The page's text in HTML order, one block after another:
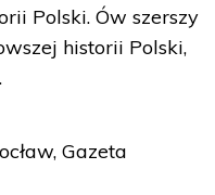
Polski. Ów szerszy
historii Polski,
Gazeta